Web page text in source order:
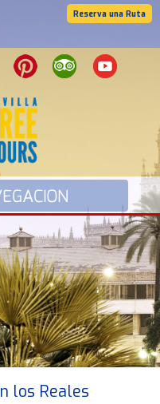
Reserva una Ruta
los Reales